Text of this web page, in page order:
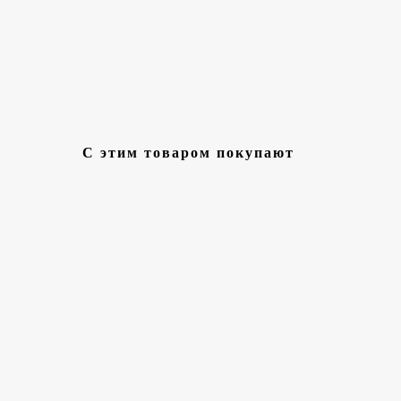
С этим товаром покупают